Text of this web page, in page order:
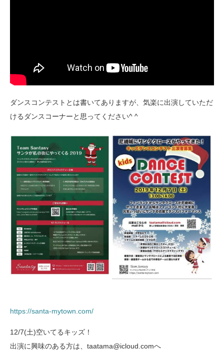
‪ダンスコンテストとは書いてありますが、気楽に出演していただ
けるダンスコーナーと思ってください^ ^‬
https://santa-mytown.com/
‪12/7(土)空いてるキッズ！‬
‪出演に興味のある方は、taatama@icloud.comへ‬